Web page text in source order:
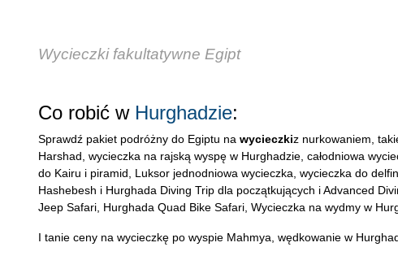
Wycieczki fakultatywne Egipt
Co robić w Hurghadzie:
Sprawdź pakiet podróżny do Egiptu na wycieczkiz nurkowaniem,
Harshad, wycieczka na rajską wyspę w Hurghadzie, całodniowa
do Kairu i piramid, Luksor jednodniowa wycieczka, wycieczka do
Hashebesh i Hurghada Diving Trip dla początkujących i Advanced
Jeep Safari, Hurghada Quad Bike Safari, Wycieczka na wydmy w
I tanie ceny na wycieczkę po wyspie Mahmya, wędkowanie w